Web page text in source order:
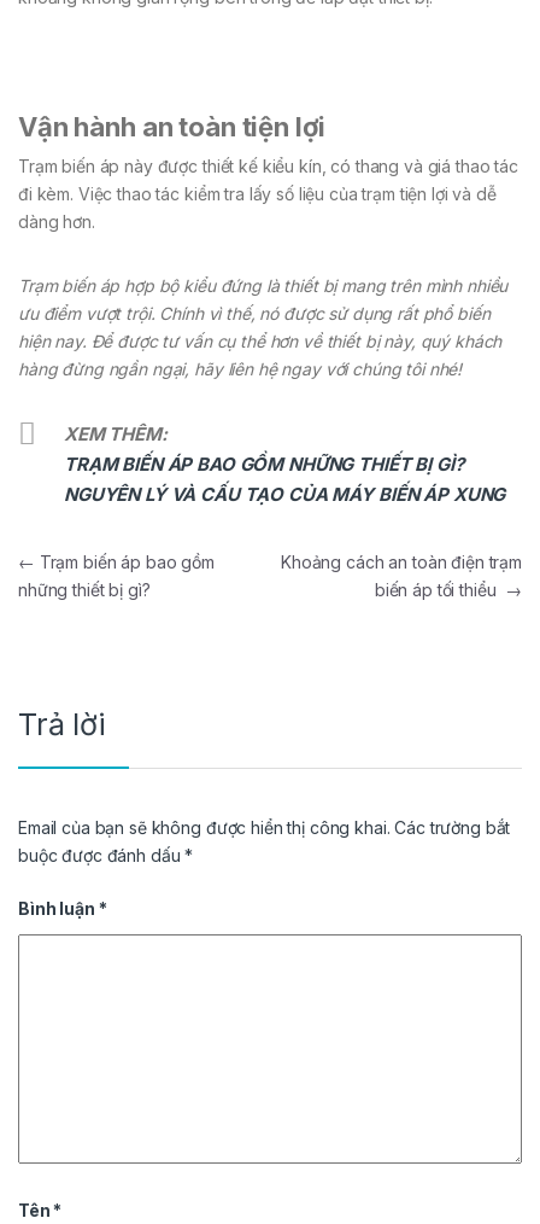
Vận hành an toàn tiện lợi
Trạm biến áp này được thiết kế kiểu kín, có thang và giá thao tác
đi kèm. Việc thao tác kiểm tra lấy số liệu của trạm tiện lợi và dễ
dàng hơn.
Trạm biến áp hợp bộ kiểu đứng là thiết bị mang trên mình nhiều
ưu điểm vượt trội. Chính vì thế, nó được sử dụng rất phổ biến
hiện nay. Để được tư vấn cụ thể hơn về thiết bị này, quý khách
hàng đừng ngần ngại, hãy liên hệ ngay với chúng tôi nhé!
XEM THÊM:
TRẠM BIẾN ÁP BAO GỒM NHỮNG THIẾT BỊ GÌ?
NGUYÊN LÝ VÀ CẤU TẠO CỦA MÁY BIẾN ÁP XUNG
Điều hướng bài viết
← Trạm biến áp bao gồm
những thiết bị gì?
Khoảng cách an toàn điện trạm
biến áp tối thiểu →
Trả lời
Email của bạn sẽ không được hiển thị công khai. Các trường bắt
buộc được đánh dấu*
Bình luận *
Tên *